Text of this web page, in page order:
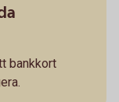
bankkort